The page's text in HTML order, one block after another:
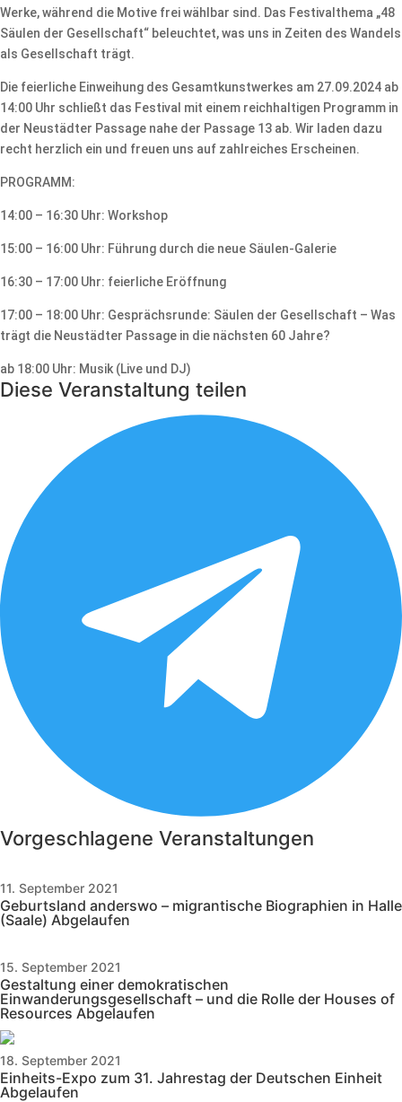
Werke, während die Motive frei wählbar sind. Das Festivalthema „48
Säulen der Gesellschaft“ beleuchtet, was uns in Zeiten des Wandels
als Gesellschaft trägt.
Die feierliche Einweihung des Gesamtkunstwerkes am 27.09.2024 ab
14:00 Uhr schließt das Festival mit einem reichhaltigen Programm in
der Neustädter Passage nahe der Passage 13 ab. Wir laden dazu
recht herzlich ein und freuen uns auf zahlreiches Erscheinen.
PROGRAMM:
14:00 – 16:30 Uhr: Workshop
15:00 – 16:00 Uhr: Führung durch die neue Säulen-Galerie
16:30 – 17:00 Uhr: feierliche Eröffnung
17:00 – 18:00 Uhr: Gesprächsrunde: Säulen der Gesellschaft – Was
trägt die Neustädter Passage in die nächsten 60 Jahre?
ab 18:00 Uhr: Musik (Live und DJ)
Diese Veranstaltung teilen
Vorgeschlagene Veranstaltungen
11. September 2021
Geburtsland anderswo – migrantische Biographien in Halle
(Saale) Abgelaufen
15. September 2021
Gestaltung einer demokratischen
Einwanderungsgesellschaft – und die Rolle der Houses of
Resources Abgelaufen
18. September 2021
Einheits-Expo zum 31. Jahrestag der Deutschen Einheit
Abgelaufen